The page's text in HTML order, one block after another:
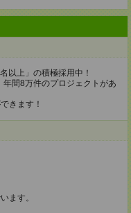
以上」の積極採用中！
間8万件のプロジェクトがあ
きます！
ます。